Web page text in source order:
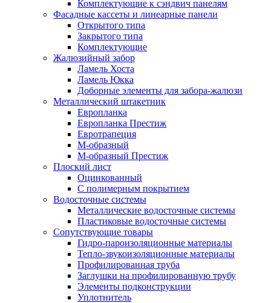
Комплектующие к сэндвич панелям
Фасадные кассеты и линеарные панели
Открытого типа
Закрытого типа
Комплектующие
Жалюзийный забор
Ламель Хоста
Ламель Юкка
Доборные элементы для забора-жалюзи
Металлический штакетник
Европланка
Европланка Престиж
Евротрапеция
М-образный
М-образный Престиж
Плоский лист
Оцинкованный
С полимерным покрытием
Водосточные системы
Металлические водосточные системы
Пластиковые водосточные системы
Сопутствующие товары
Гидро-пароизоляционные материалы
Тепло-звукоизоляционные материалы
Профилированная труба
Заглушки на профилированную трубу
Элементы подконструкции
Уплотнитель